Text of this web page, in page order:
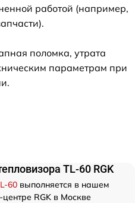
работой (например,
поломка, утрата
параметрам при
TL-60 RGK
60 выполняется в нашем
RGK в Москве